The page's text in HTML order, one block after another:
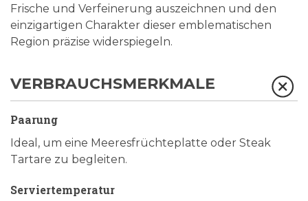
Frische und Verfeinerung auszeichnen und den
einzigartigen Charakter dieser emblematischen
Region präzise widerspiegeln.
VERBRAUCHSMERKMALE
Paarung
Ideal, um eine Meeresfrüchteplatte oder Steak
Tartare zu begleiten.
Serviertemperatur